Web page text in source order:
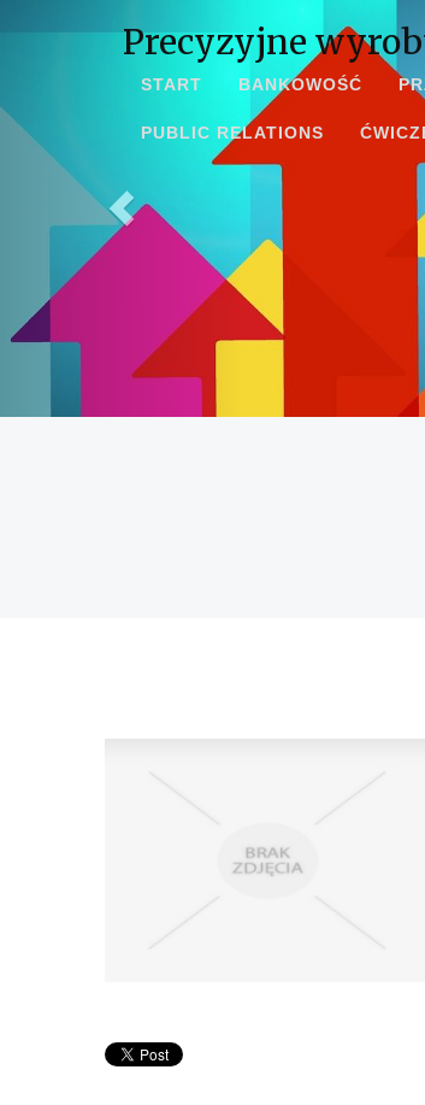
Precyzyjne
START BANKOWOŚĆ
PUBLIC RELATIONS